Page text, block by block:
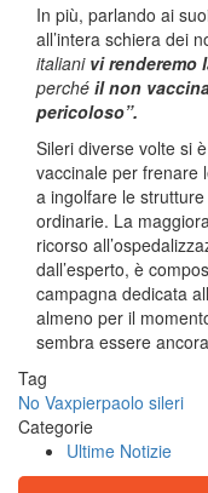
In più, parlando ai
all’intera schiera dei
italianivi renderemo
perché il non
pericoloso”.
Sileri diverse volte si
vaccinale per frenare
a ingolfare le
ordinarie. La
ricorso
dall’esperto, è
campagna dedicata
almeno per il
sembra essere
Tag
No Vaxpierpaolo sileri
Categorie
Ultime Notizie